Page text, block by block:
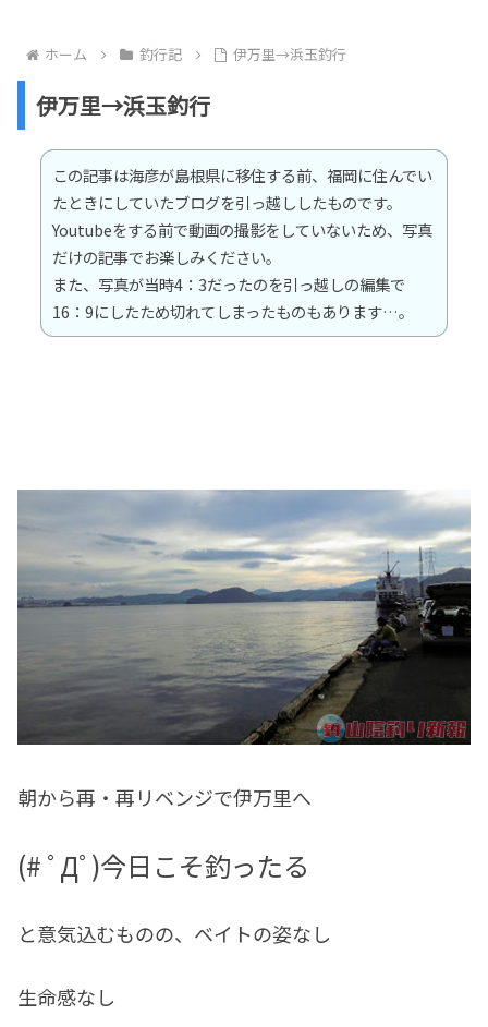
ホーム 釣行記 伊万里→浜玉釣行
伊万里→浜玉釣行
この記事は海彦が島根県に移住する前、福岡に住んでい
たときにしていたブログを引っ越ししたものです。
Youtubeをする前で動画の撮影をしていないため、写真
だけの記事でお楽しみください。
また、写真が当時4：3だったのを引っ越しの編集で
16：9にしたため切れてしまったものもあります…。
朝から再・再リベンジで伊万里へ
(# ﾟДﾟ)今日こそ釣ったる
と意気込むものの、ベイトの姿なし
生命感なし